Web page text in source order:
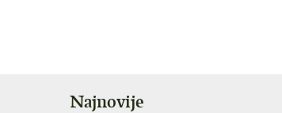
Najnovije